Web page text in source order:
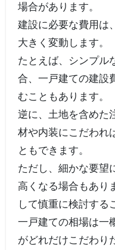
場合があります。
建設に必要な費用は
大きく変動します。
たとえば、シンプル
合、一戸建ての建設
むこともあります。
逆に、土地を含めた
材や内装にこだわれ
ともできます。
ただし、細かな要望
高くなる場合もあり
して慎重に検討する
一戸建ての相場は一
がどれだけこだわり